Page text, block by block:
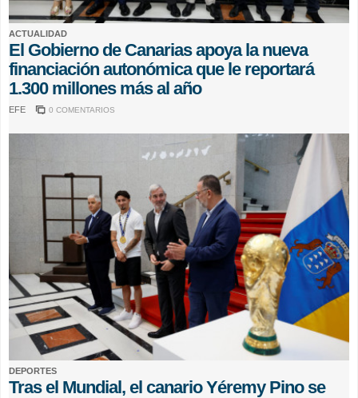
ACTUALIDAD
El Gobierno de Canarias apoya la nueva
financiación autonómica que le reportará
1.300 millones más al año
EFE 0 COMENTARIOS
DEPORTES
Tras el Mundial, el canario Yéremy Pino se